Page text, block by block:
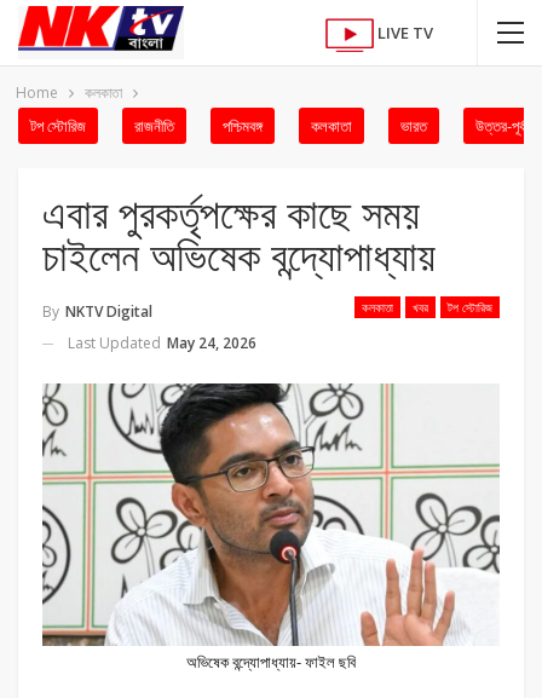
LIVE TV
Home কলকাতা
টপ স্টোরিজ রাজনীতি পশ্চিমবঙ্গ কলকাতা ভারত উত্তর-পূর্ব
এবার পুরকর্তৃপক্ষের কাছে সময়
চাইলেন অভিষেক বন্দ্যোপাধ্যায়
কলকাতা খবর টপ স্টোরিজ
By NKTV Digital
Last Updated May 24, 2026
অভিষেক বন্দ্যোপাধ্যায়- ফাইল ছবি